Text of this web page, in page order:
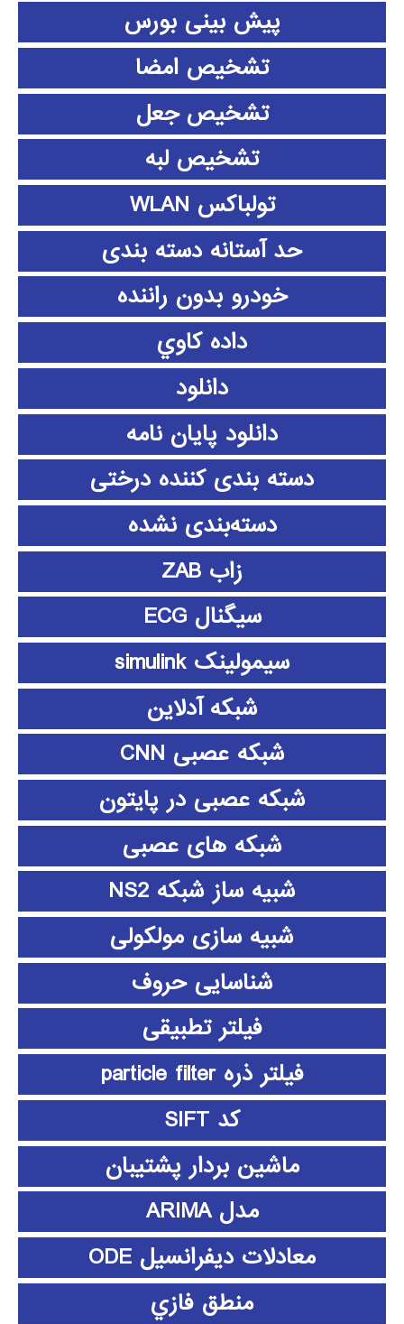
پیش بینی بورس
تشخیص امضا
تشخیص جعل
تشخیص لبه
تولباکس WLAN
حد آستانه دسته بندی
خودرو بدون راننده
داده كاوي
دانلود
دانلود پايان نامه
دسته بندی کننده درختی
دسته‌بندی نشده
زاب ZAB
سیگنال ECG
سیمولینک simulink
شبکه آدلاین
شبکه عصبی CNN
شبکه عصبی در پایتون
شبکه های عصبی
شبیه ساز شبکه NS2
شبیه سازی مولکولی
شناسایی حروف
فیلتر تطبیقی
فیلتر ذره particle filter
کد SIFT
ماشین بردار پشتیبان
مدل ARIMA
معادلات دیفرانسیل ODE
منطق فازي